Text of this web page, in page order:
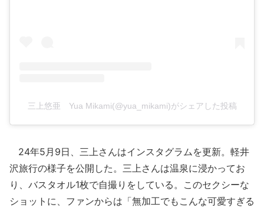
三上悠亜 Yua Mikami(@yua_mikami)がシェアした投稿
24年5月9日、三上さんはインスタグラムを更新。軽井
沢旅行の様子を公開した。三上さんは温泉に浸かってお
り、バスタオル1枚で自撮りをしている。このセクシーな
ショットに、ファンからは「無加工でもこんな可愛すぎる